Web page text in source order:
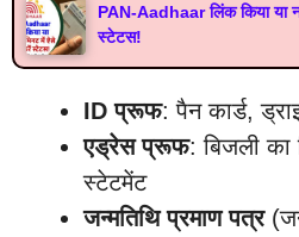
PAN-Aadhaar लिंक किया या
स्टेटस!
ID प्रूफ: पैन कार्ड,
एड्रेस प्रूफ: बिजली का
स्टेटमेंट
जन्मतिथि प्रमाण पत्र